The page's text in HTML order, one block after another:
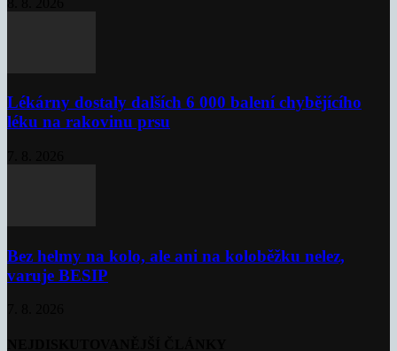
Lékárny dostaly dalších 6 000 balení chybějícího
léku na rakovinu prsu
Bez helmy na kolo, ale ani na koloběžku nelez,
varuje BESIP